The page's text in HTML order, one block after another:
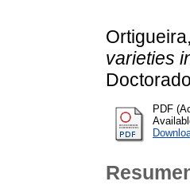
varieties
PDF